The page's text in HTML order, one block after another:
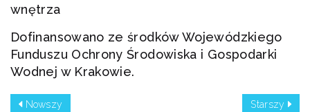
wnętrza
Dofinansowano ze środków Wojewódzkiego
Funduszu Ochrony Środowiska i Gospodarki
Wodnej w Krakowie.
Nowszy Starszy